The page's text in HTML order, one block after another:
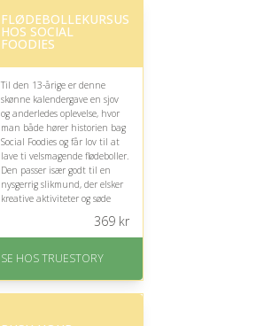
FLØDEBOLLEKURSUS
HOS SOCIAL
FOODIES
Til den 13-årige er denne
skønne kalendergave en sjov
og anderledes oplevelse, hvor
man både hører historien bag
Social Foodies og får lov til at
lave ti velsmagende flødeboller.
Den passer især godt til en
nysgerrig slikmund, der elsker
kreative aktiviteter og søde
På lager
Levering: 1-2 dages
369kr
SE HOS TRUESTORY